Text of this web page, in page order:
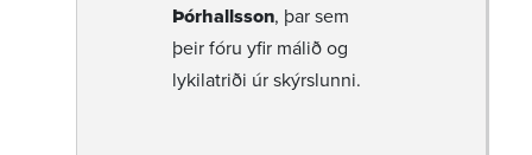
Þórhallsson, þar sem
þeir fóru yfir málið og
lykil­at­riði úr skýrsl­unni.